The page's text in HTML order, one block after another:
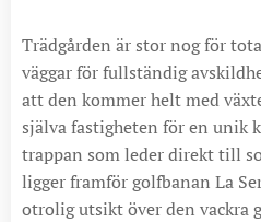
Trädgården är stor nog för
väggar för fullständig
att den kommer helt med
själva fastigheten för en unik
trappan som leder direkt till
ligger framför golfbanan La
otrolig utsikt över den vackra